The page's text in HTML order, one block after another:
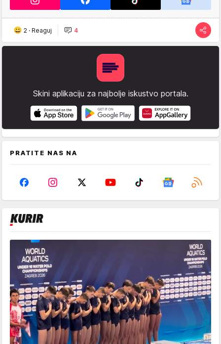
2 · Reaguj 4
Skini aplikaciju za najbolje iskustvo portala.
PRATITE NAS NA